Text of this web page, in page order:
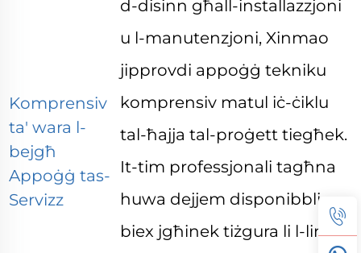
Komprensiv
ta' wara l-
bejgħ
Appoġġ tas-
Servizz
d-disinn għall-installazzjoni
u l-manutenzjoni, Xinmao
jipprovdi appoġġ tekniku
komprensiv matul iċ-ċiklu
tal-ħajja tal-proġett tiegħek.
It-tim professjonali tagħna
huwa dejjem disponibbli
biex jgħinek tiżgura li l-linja